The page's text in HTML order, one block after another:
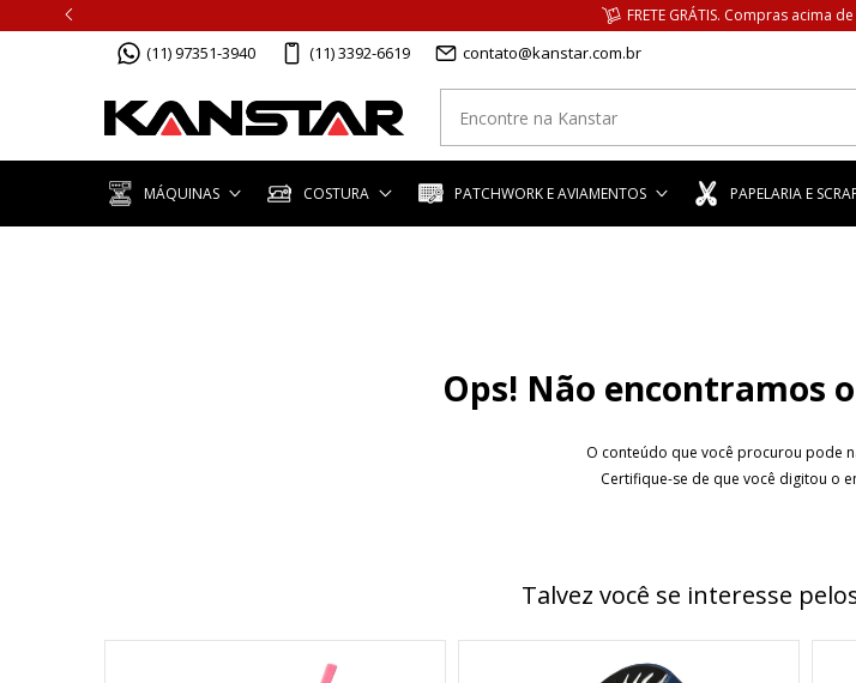
FRETE GRÁTIS. Compras acima
(11) 97351-3940 (11) 3392-6619 contato@kanstar.com.br
MÁQUINAS COSTURA PATCHWORK E AVIAMENTOS PAPELARIA E
Ops! Não encontramos
O conteúdo que você procurou pode
Certifique-se de que você digitou o
Talvez você se interesse